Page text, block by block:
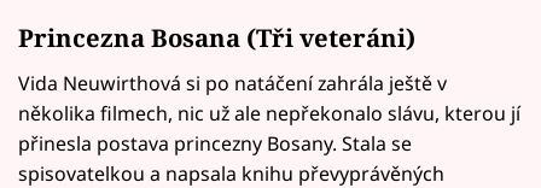
Princezna Bosana (Tři veteráni)
Vida Neuwirthová si po natáčení zahrála ještě v
několika filmech, nic už ale nepřekonalo slávu, kterou jí
přinesla postava princezny Bosany. Stala se
spisovatelkou a napsala knihu převyprávěných